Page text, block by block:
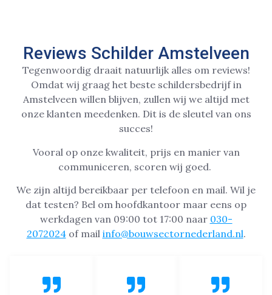
Reviews Schilder Amstelveen
Tegenwoordig draait natuurlijk alles om reviews!
Omdat wij graag het beste schildersbedrijf in
Amstelveen willen blijven, zullen wij we altijd met
onze klanten meedenken. Dit is de sleutel van ons
succes!
Vooral op onze kwaliteit, prijs en manier van
communiceren, scoren wij goed.
We zijn altijd bereikbaar per telefoon en mail. Wil je
dat testen? Bel om hoofdkantoor maar eens op
werkdagen van 09:00 tot 17:00 naar 030-
2072024of mail info@bouwsectornederland.nl.